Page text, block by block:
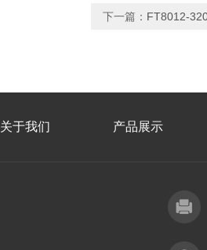
下一篇： FT8012-
关于我们 产品展示